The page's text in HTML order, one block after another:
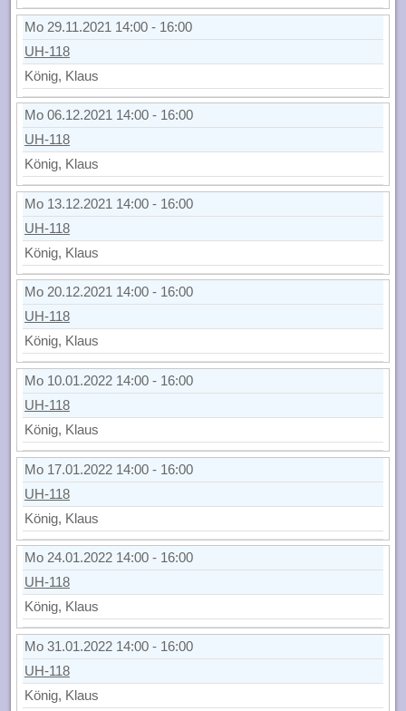
Mo 29.11.2021 14:00 - 16:00
UH-118
König, Klaus
Mo 06.12.2021 14:00 - 16:00
UH-118
König, Klaus
Mo 13.12.2021 14:00 - 16:00
UH-118
König, Klaus
Mo 20.12.2021 14:00 - 16:00
UH-118
König, Klaus
Mo 10.01.2022 14:00 - 16:00
UH-118
König, Klaus
Mo 17.01.2022 14:00 - 16:00
UH-118
König, Klaus
Mo 24.01.2022 14:00 - 16:00
UH-118
König, Klaus
Mo 31.01.2022 14:00 - 16:00
UH-118
König, Klaus